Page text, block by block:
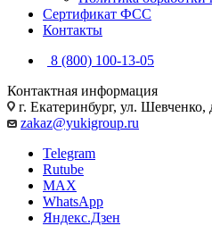
Сертификат ФСС
Контакты
8 (800) 100-13-05
Контактная информация
г. Екатеринбург, ул. Шевченко,
zakaz@yukigroup.ru
Telegram
Rutube
MAX
WhatsApp
Яндекс.Дзен